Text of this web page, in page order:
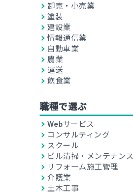
卸売・小売業
塗装
建設業
情報通信業
自動車業
農業
運送
飲食業
職種で選ぶ
Webサービス
コンサルティング
スクール
ビル清掃・メンテナンス
リフォーム施工管理
介護業
土木工事